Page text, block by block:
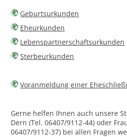
Geburtsurkunden
Eheurkunden
Lebenspartnerschaftsurkunden
Sterbeurkunden
Voranmeldung einer
Gerne helfen Ihnen auch unsere
Dern (Tel. 06407/9112-44) oder
06407/9112-37) bei allen Fragen